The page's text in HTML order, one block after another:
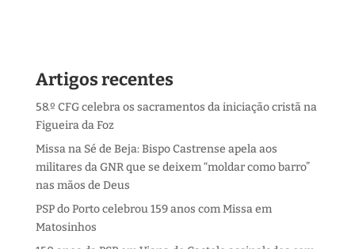
Artigos recentes
58.º CFG celebra os sacramentos da iniciação cristã na
Figueira da Foz
Missa na Sé de Beja: Bispo Castrense apela aos
militares da GNR que se deixem “moldar como barro”
nas mãos de Deus
PSP do Porto celebrou 159 anos com Missa em
Matosinhos